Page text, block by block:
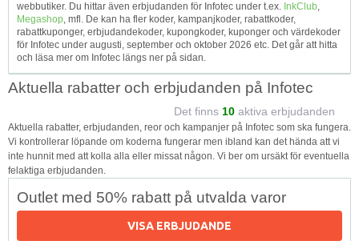
webbutiker. Du hittar även erbjudanden för Infotec under t.ex. InkClub,
Megashop, mfl. De kan ha fler koder, kampanjkoder, rabattkoder,
rabattkuponger, erbjudandekoder, kupongkoder, kuponger och värdekoder
för Infotec under augusti, september och oktober 2026 etc. Det går att hitta
och läsa mer om Infotec längs ner på sidan.
Aktuella rabatter och erbjudanden på Infotec
Det finns 10 aktiva erbjudanden
Aktuella rabatter, erbjudanden, reor och kampanjer på Infotec som ska fungera.
Vi kontrollerar löpande om koderna fungerar men ibland kan det hända att vi
inte hunnit med att kolla alla eller missat någon. Vi ber om ursäkt för eventuella
felaktiga erbjudanden.
Outlet med 50% rabatt på utvalda varor
VISA ERBJUDANDE